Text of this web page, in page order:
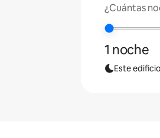
¿Cuántas
1 noche
Este